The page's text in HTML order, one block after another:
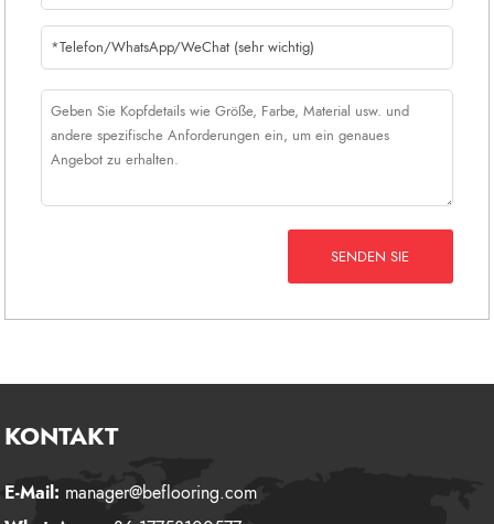
SENDEN SIE
KONTAKT
E-Mail: manager@beflooring.com